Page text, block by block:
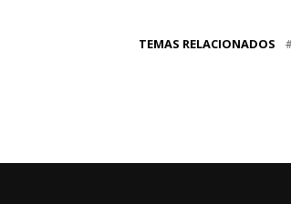
TEMAS RELACIONADOS